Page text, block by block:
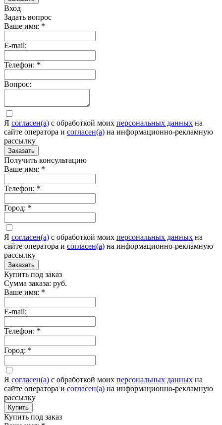
Вход
Задать вопрос
Ваше имя: *
E-mail:
Телефон: *
Вопрос:
Я согласен(а) c обработкой моих персональных данных на
сайте оператора и согласен(а) на информационно-рекламную
рассылку
Заказать
Получить консультацию
Ваше имя: *
Телефон: *
Город: *
Я согласен(а) c обработкой моих персональных данных на
сайте оператора и согласен(а) на информационно-рекламную
рассылку
Заказать
Купить под заказ
Сумма заказа: руб.
Ваше имя: *
E-mail:
Телефон: *
Город: *
Я согласен(а) c обработкой моих персональных данных на
сайте оператора и согласен(а) на информационно-рекламную
рассылку
Купить
Купить под заказ